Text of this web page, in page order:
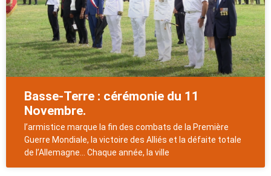
Basse-Terre : cérémonie du 11
Novembre.
l’armistice marque la fin des combats de la Première
Guerre Mondiale, la victoire des Alliés et la défaite totale
de l’Allemagne… Chaque année, la ville